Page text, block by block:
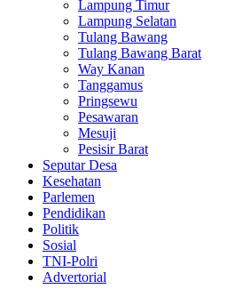
Lampung Timur
Lampung Selatan
Tulang Bawang
Tulang Bawang Barat
Way Kanan
Tanggamus
Pringsewu
Pesawaran
Mesuji
Pesisir Barat
Seputar Desa
Kesehatan
Parlemen
Pendidikan
Politik
Sosial
TNI-Polri
Advertorial